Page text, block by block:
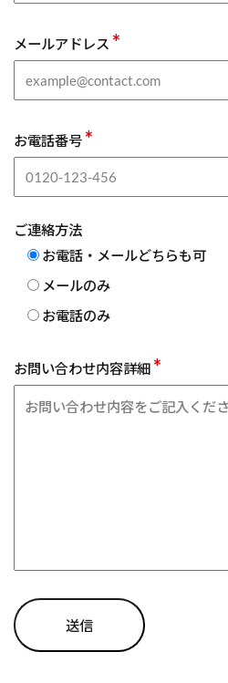
メールアドレス *
お電話番号 *
ご連絡方法
お電話・メールどちらも可
メールのみ
お電話のみ
お問い合わせ内容詳細 *